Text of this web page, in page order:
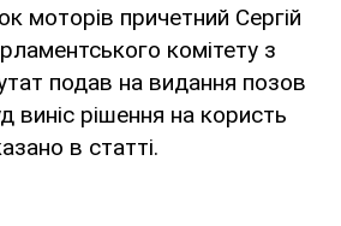
моторів причетний Сергій
комітету з
подав на видання позов
виніс рішення на користь
в статті.